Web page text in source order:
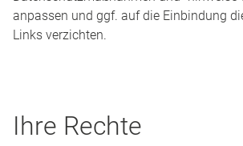
anpassen und ggf. auf die Einbindung
Links verzichten.
Ihre Rechte